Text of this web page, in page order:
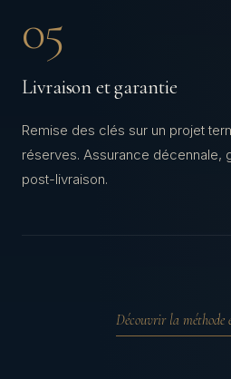
05
Livraison et garantie
Remise des clés sur un projet
réserves. Assurance décennale,
post-livraison.
Découvrir la